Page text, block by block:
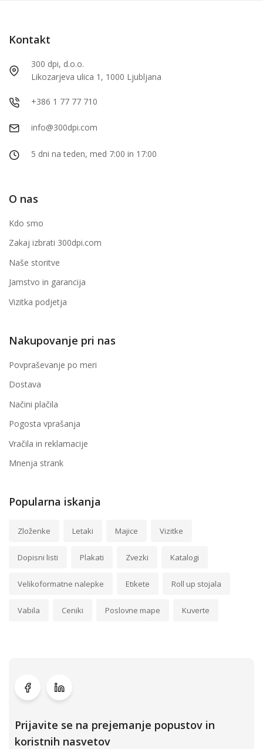
Kontakt
300 dpi, d.o.o.
Likozarjeva ulica 1, 1000 Ljubljana
+386 1 77 77 710
info@300dpi.com
5 dni na teden, med 7:00 in 17:00
O nas
Kdo smo
Zakaj izbrati 300dpi.com
Naše storitve
Jamstvo in garancija
Vizitka podjetja
Nakupovanje pri nas
Povpraševanje po meri
Dostava
Načini plačila
Pogosta vprašanja
Vračila in reklamacije
Mnenja strank
Popularna iskanja
Zloženke Letaki Majice Vizitke
Dopisni listi Plakati Zvezki Katalogi
Velikoformatne nalepke Etikete Roll up stojala
Vabila Ceniki Poslovne mape Kuverte
Prijavite se na prejemanje popustov in
koristnih nasvetov